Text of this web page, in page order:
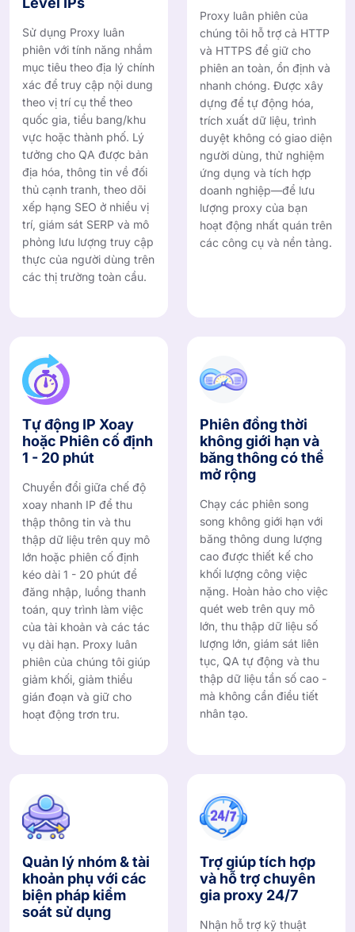
Sử dụng Proxy luân
phiên với tính năng nhắm
mục tiêu theo địa lý chính
xác để truy cập nội dung
theo vị trí cụ thể theo
quốc gia, tiểu bang/khu
vực hoặc thành phố. Lý
tưởng cho QA được bản
địa hóa, thông tin về đối
thủ cạnh tranh, theo dõi
xếp hạng SEO ở nhiều vị
trí, giám sát SERP và mô
phỏng lưu lượng truy cập
thực của người dùng trên
các thị trường toàn cầu.
Proxy luân phiên của
chúng tôi hỗ trợ cả HTTP
và HTTPS để giữ cho
phiên an toàn, ổn định và
nhanh chóng. Được xây
dựng để tự động hóa,
trích xuất dữ liệu, trình
duyệt không có giao diện
người dùng, thử nghiệm
ứng dụng và tích hợp
doanh nghiệp—để lưu
lượng proxy của bạn
hoạt động nhất quán trên
các công cụ và nền tảng.
Tự động IP Xoay
hoặc Phiên cố định
1 - 20 phút
Chuyển đổi giữa chế độ
xoay nhanh IP để thu
thập thông tin và thu
thập dữ liệu trên quy mô
lớn hoặc phiên cố định
kéo dài 1 - 20 phút để
đăng nhập, luồng thanh
toán, quy trình làm việc
của tài khoản và các tác
vụ dài hạn. Proxy luân
phiên của chúng tôi giúp
giảm khối, giảm thiểu
gián đoạn và giữ cho
hoạt động trơn tru.
Phiên đồng thời
không giới hạn và
băng thông có thể
mở rộng
Chạy các phiên song
song không giới hạn với
băng thông dung lượng
cao được thiết kế cho
khối lượng công việc
nặng. Hoàn hảo cho việc
quét web trên quy mô
lớn, thu thập dữ liệu số
lượng lớn, giám sát liên
tục, QA tự động và thu
thập dữ liệu tần số cao -
mà không cần điều tiết
nhân tạo.
Quản lý nhóm & tài
khoản phụ với các
biện pháp kiểm
soát sử dụng
Trợ giúp tích hợp
và hỗ trợ chuyên
gia proxy 24/7
Nhận hỗ trợ kỹ thuật